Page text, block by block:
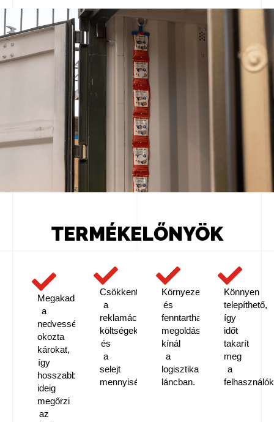
TERMÉKELŐNYÖK
Megakadályozza
a
nedvesség
okozta
károkat,
így
hosszabb
ideig
megőrzi
az
Csökkenti
a
reklamációs
költségeket
és
a
selejt
mennyiségét.
Környezetbarát
és
fenntartható
megoldást
kínál
a
logisztikai
láncban.
Könnyen
telepíthető,
így
időt
takarít
meg
a